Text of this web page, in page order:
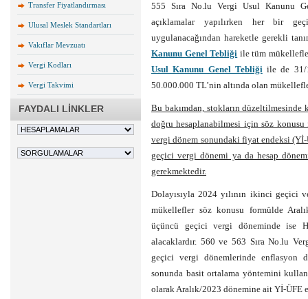
Transfer Fiyatlandırması
Ulusal Meslek Standartları
Vakıflar Mevzuatı
Vergi Kodları
Vergi Takvimi
FAYDALI LİNKLER
555 Sıra No.lu Vergi Usul Kanunu
açıklamalar yapılırken her bir
uygulanacağından hareketle gerekli
Kanunu Genel Tebliği ile tüm
Usul Kanunu Genel Tebliğiile de 31/
50.000.000 TL’nin altında olan
Bu bakımdan, stokların
doğru hesaplanabilmesi için söz
vergi dönem sonundaki fiyat endeksi
geçici vergi dönemi ya da hesap
gerekmektedir.
Dolayısıyla 2024 yılının ikinci geçici
mükellefler söz konusu formülde
üçüncü geçici vergi döneminde ise
alacaklardır. 560 ve 563 Sıra No.lu
geçici vergi dönemlerinde enflasyon
sonunda basit ortalama yöntemini
olarak Aralık/2023 dönemine ait Yİ-ÜFE